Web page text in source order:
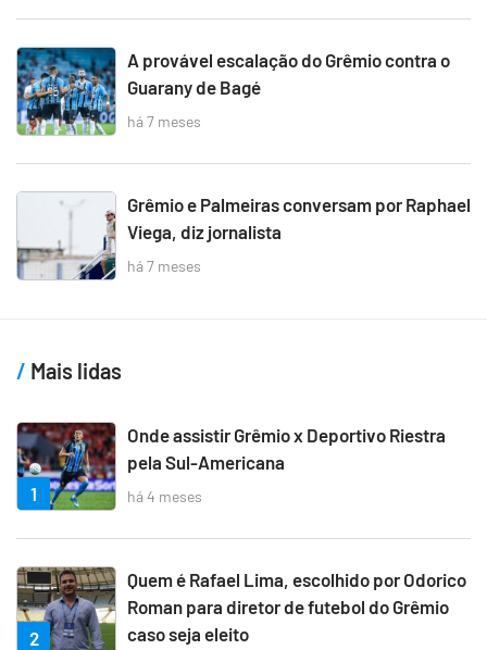
A provável escalação do Grêmio contra o
Guarany de Bagé
há 7 meses
Grêmio e Palmeiras conversam por Raphael
Viega, diz jornalista
há 7 meses
Mais lidas
1
Onde assistir Grêmio x Deportivo Riestra
pela Sul-Americana
há 4 meses
2
Quem é Rafael Lima, escolhido por Odorico
Roman para diretor de futebol do Grêmio
caso seja eleito